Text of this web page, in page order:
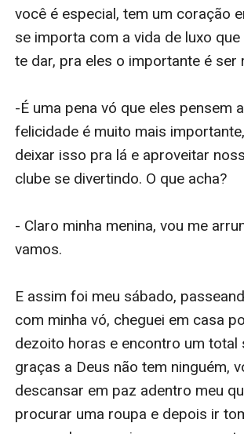
você é especial, tem um coração
se importa com a vida de luxo
te dar, pra eles o importante é ser
-É uma pena vó que eles pensem
felicidade é muito mais
deixar isso pra lá e aproveitar
clube se divertindo. O que acha?
- Claro minha menina, vou me
vamos.
E assim foi meu sábado,
com minha vó, cheguei em casa
dezoito horas e encontro um total
graças a Deus não tem ninguém,
descansar em paz adentro meu
procurar uma roupa e depois ir